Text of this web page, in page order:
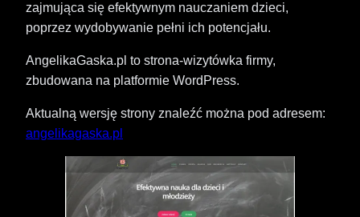
zajmująca się efektywnym nauczaniem dzieci,
poprzez wydobywanie pełni ich potencjału.
AngelikaGaska.pl to strona-wizytówka firmy,
zbudowana na platformie WordPress.
Aktualną wersję strony znaleźć można pod adresem:
angelikagaska.pl